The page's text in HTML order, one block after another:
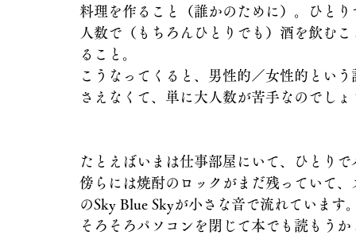
料理を作ること（誰かのために）。ひと
人数で（もちろんひとりでも）酒を飲む
ること。
こうなってくると、男性的／女性的とい
さえなくて、単に大人数が苦手なのでしょ
たとえばいまは仕事部屋にいて、ひとり
傍らには焼酎のロックがまだ残っていて
のSky Blue Skyが小さな音で流れています
そろそろパソコンを閉じて本でも読もう